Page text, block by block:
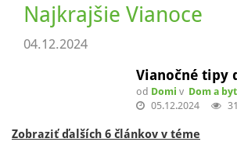
Najkrajšie Vianoce
04.12.2024
Vianočné tipy
od Domi v Dom a byt
05.12.2024
Zobraziť ďalších 6 článkov v téme